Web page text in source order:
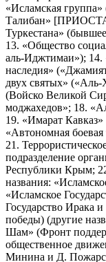
«Исламская
Талибан»
Туркестана»
13. «Общество
аль-Иджтимаи»); 14.
наследия»
двух святых»
(Войско Великой
моджахедов»; 18.
19. «Имарат
«Автономная
21.
подразделение
Республики Крым;
названия:
«Исламское
Государство Ирака
победы) (другие
Шам» (Фронт
общественное
Минина и Д.